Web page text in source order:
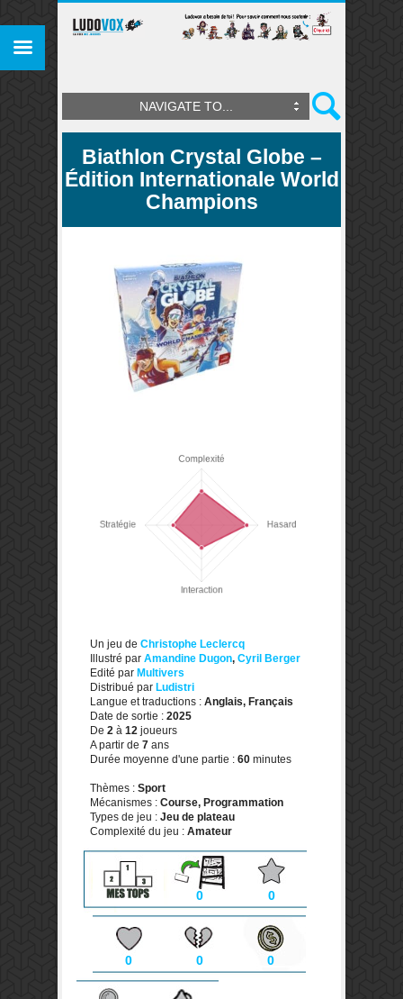
NAVIGATE TO...
Biathlon Crystal Globe –
Édition Internationale World
Champions
Un jeu de Christophe Leclercq
Illustré par Amandine Dugon, Cyril Berger
Edité par Multivers
Distribué par Ludistri
Langue et traductions : Anglais, Français
Date de sortie : 2025
De 2 à 12 joueurs
A partir de 7 ans
Durée moyenne d'une partie : 60 minutes
Thèmes : Sport
Mécanismes : Course, Programmation
Types de jeu : Jeu de plateau
Complexité du jeu : Amateur
0 0
0 0 0